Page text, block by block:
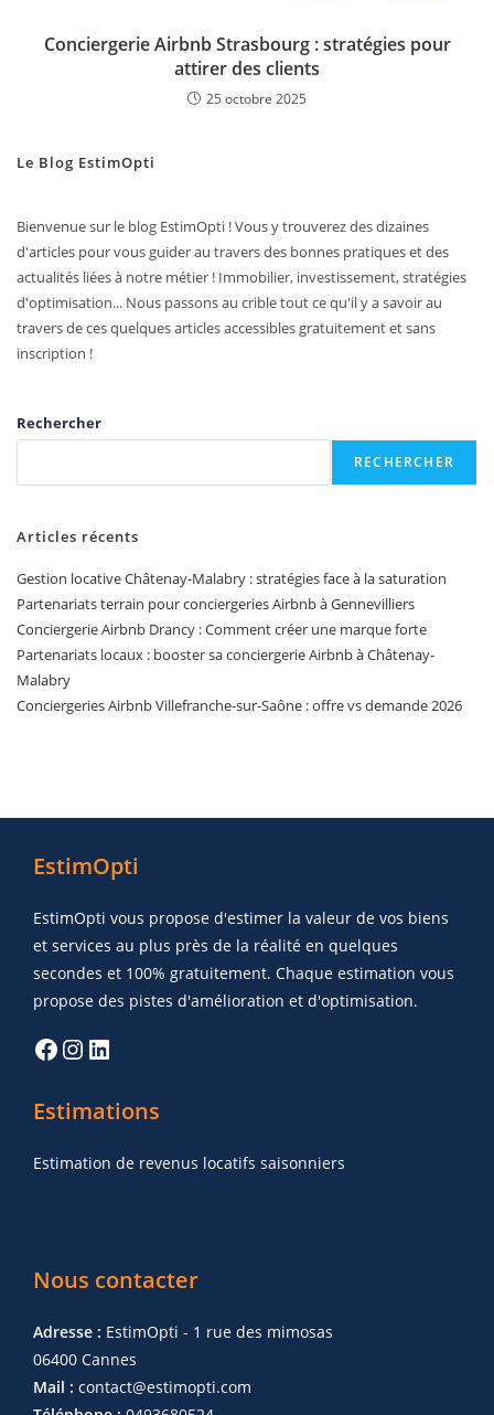
Conciergerie Airbnb Strasbourg : stratégies pour
attirer des clients
25 octobre 2025
Le Blog EstimOpti
Bienvenue sur le blog EstimOpti ! Vous y trouverez des dizaines
d'articles pour vous guider au travers des bonnes pratiques et des
actualités liées à notre métier ! Immobilier, investissement, stratégies
d'optimisation... Nous passons au crible tout ce qu'il y a savoir au
travers de ces quelques articles accessibles gratuitement et sans
inscription !
Rechercher
RECHERCHER
Articles récents
Gestion locative Châtenay-Malabry : stratégies face à la saturation
Partenariats terrain pour conciergeries Airbnb à Gennevilliers
Conciergerie Airbnb Drancy : Comment créer une marque forte
Partenariats locaux : booster sa conciergerie Airbnb à Châtenay-
Malabry
Conciergeries Airbnb Villefranche-sur-Saône : offre vs demande 2026
EstimOpti
EstimOpti vous propose d'estimer la valeur de vos biens
et services au plus près de la réalité en quelques
secondes et 100% gratuitement. Chaque estimation vous
propose des pistes d'amélioration et d'optimisation.
Estimations
Estimation de revenus locatifs saisonniers
Nous contacter
Adresse : EstimOpti - 1 rue des mimosas
06400 Cannes
Mail : contact@estimopti.com